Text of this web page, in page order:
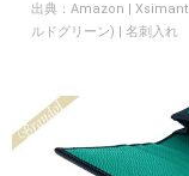
出典： Amazon | Xsimant
ルドグリーン) | 名刺入れ